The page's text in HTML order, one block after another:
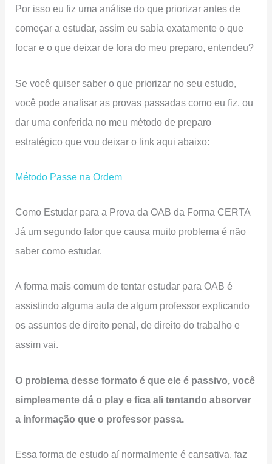
Por isso eu fiz uma análise do que priorizar antes de
começar a estudar, assim eu sabia exatamente o que
focar e o que deixar de fora do meu preparo, entendeu?
Se você quiser saber o que priorizar no seu estudo,
você pode analisar as provas passadas como eu fiz, ou
dar uma conferida no meu método de preparo
estratégico que vou deixar o link aqui abaixo:
Método Passe na Ordem
Como Estudar para a Prova da OAB da Forma CERTA
Já um segundo fator que causa muito problema é não
saber como estudar.
A forma mais comum de tentar estudar para OAB é
assistindo alguma aula de algum professor explicando
os assuntos de direito penal, de direito do trabalho e
assim vai.
O problema desse formato é que ele é passivo, você
simplesmente dá o play e fica ali tentando absorver
a informação que o professor passa.
Essa forma de estudo aí normalmente é cansativa, faz